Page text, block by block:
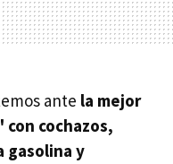
ante la mejor
cochazos,
gasolina y